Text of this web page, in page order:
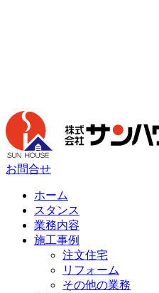
お問合せ
ホーム
スタンス
業務内容
施工事例
注文住宅
リフォーム
その他の業務